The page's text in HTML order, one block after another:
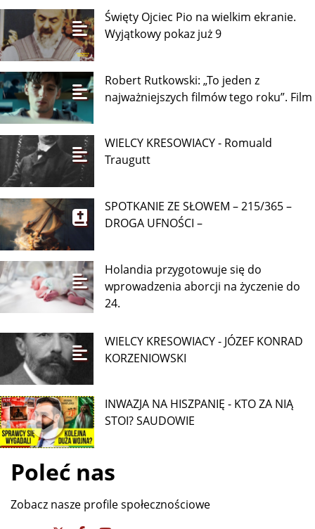
Święty Ojciec Pio na wielkim ekranie.
Wyjątkowy pokaz już 9
Robert Rutkowski: „To jeden z
najważniejszych filmów tego roku”. Film
WIELCY KRESOWIACY - Romuald
Traugutt
SPOTKANIE ZE SŁOWEM – 215/365 –
DROGA UFNOŚCI –
Holandia przygotowuje się do
wprowadzenia aborcji na życzenie do
24.
WIELCY KRESOWIACY - JÓZEF KONRAD
KORZENIOWSKI
INWAZJA NA HISZPANIĘ - KTO ZA NIĄ
STOI? SAUDOWIE
Poleć nas
Zobacz nasze profile społecznościowe